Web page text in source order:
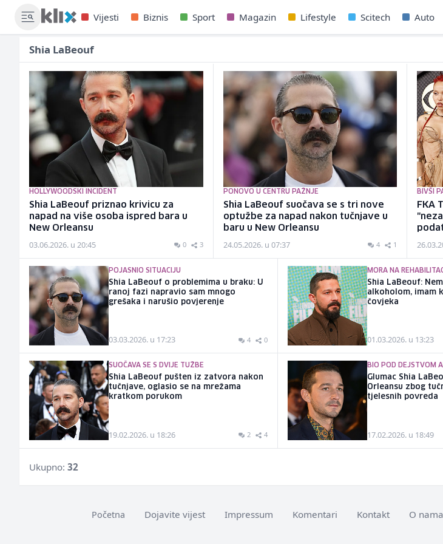
Vijesti Biznis Sport Magazin Lifestyle Scitech Auto
Shia LaBeouf
HOLLYWOODSKI INCIDENT
Shia LaBeouf priznao krivicu za
napad na više osoba ispred bara u
New Orleansu
03.06.2026. u 20:45 0 3
PONOVO U CENTRU PAŽNJE
Shia LaBeouf suočava se s tri nove
optužbe za napad nakon tučnjave u
baru u New Orleansu
24.05.2026. u 07:37 4 1
BIVŠI
FKA
POJASNIO SITUACIJU
Shia LaBeouf o problemima u braku: U
ranoj fazi napravio sam mnogo
grešaka i narušio povjerenje
03.03.2026. u 17:23 4 0
MORA NA
Shia LaBeouf:
alkoholom, imam
čovjeka
01.03.2026. u 13:23
SUOČAVA SE S DVIJE TUŽBE
Shia LaBeouf pušten iz zatvora nakon
tučnjave, oglasio se na mrežama
kratkom porukom
19.02.2026. u 18:26 2 4
BIO POD DEJSTVOM
Glumac Shia
Orleansu zbog
tjelesnih povreda
17.02.2026. u 18:49
Ukupno: 32
Početna Dojavite vijest Impressum Komentari Kontakt O nama